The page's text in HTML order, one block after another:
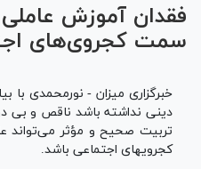
فقدان آموزش
سمت کجروی‌های
خبرگزاری میزان - نورمحمدی با
دینی نداشته باشد ناقص و بی
تربیت صحیح و مؤثر می‌تواند
كجرویهای اجتماعی باشد.